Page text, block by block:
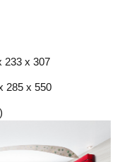
233 x 307
285 x 550